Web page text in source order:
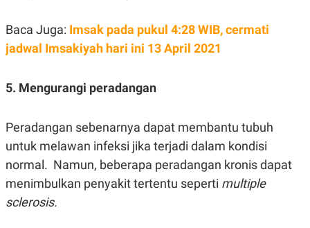
A
K
N
E
P
A
E
I
S
I
G
K
M
Baca Juga: Imsak pada pukul 4:28 WIB, cermati
jadwal Imsakiyah hari ini 13 April 2021
5. Mengurangi peradangan
Peradangan sebenarnya dapat membantu tubuh
untuk melawan infeksi jika terjadi dalam kondisi
normal. Namun, beberapa peradangan kronis dapat
menimbulkan penyakit tertentu seperti multiple
sclerosis.